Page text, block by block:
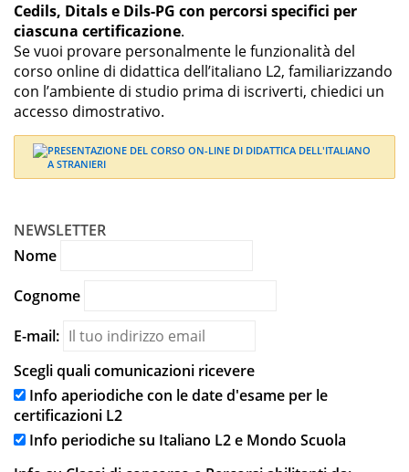
C’era
come
argome
più
tà di
esercitar
si.
Molto
leggi di
Cedils, Ditals e Dils-PG con percorsi specifici per
ciascuna certificazione.
Se vuoi provare personalmente le funzionalità del
corso online di didattica dell’italiano L2, familiarizzando
con l’ambiente di studio prima di iscriverti, chiedici un
accesso dimostrativo.
NEWSLETTER
Nome
Cognome
E-mail:
Scegli quali comunicazioni ricevere
Info aperiodiche con le date d'esame per le
certificazioni L2
Info periodiche su Italiano L2 e Mondo Scuola